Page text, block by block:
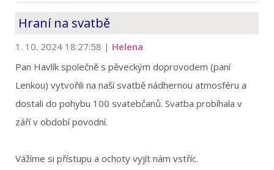
Hraní na svatbě
1. 10. 2024 18:27:58 | Helena
Pan Havlík společně s pěveckým doprovodem (paní
Lenkou) vytvořili na naší svatbě nádhernou atmosféru a
dostali do pohybu 100 svatebčanů. Svatba probíhala v
září v období povodní.
Vážíme si přístupu a ochoty vyjít nám vstříc.